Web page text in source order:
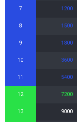
7 1200
8 1500
9 1800
10 3600
11 5400
12 7200
13 9000